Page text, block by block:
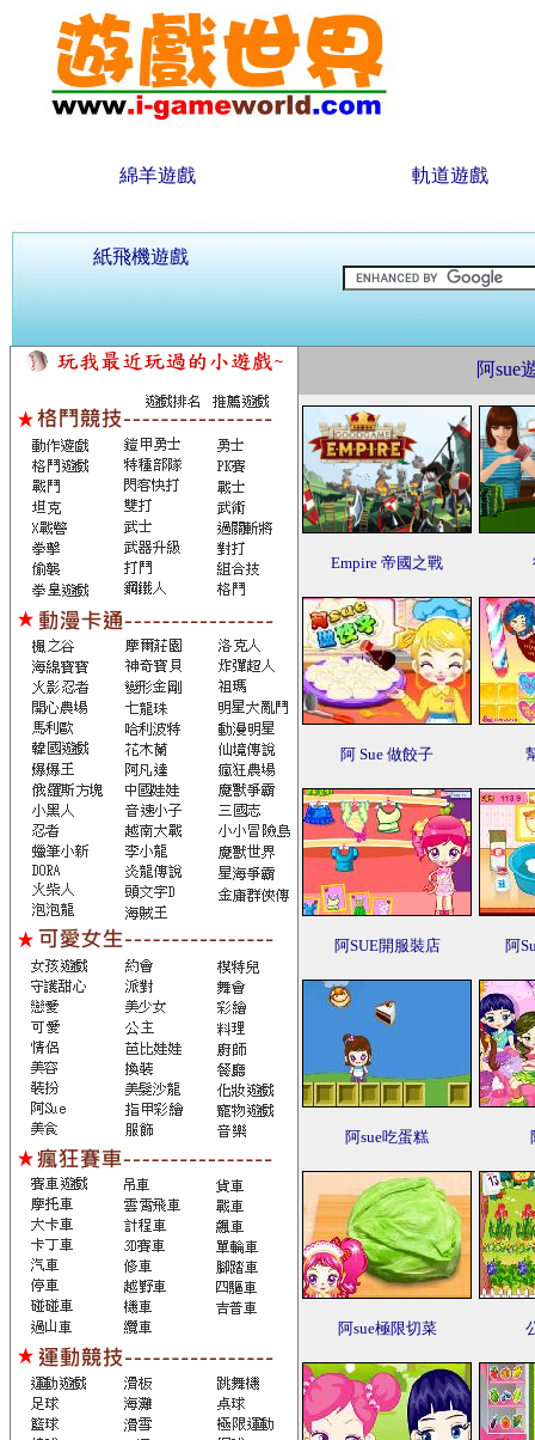
綿羊遊戲 軌道遊戲
紙飛機遊戲
阿sue
Empire 帝國之戰
阿 Sue 做餃子
阿SUE開服裝店 阿
阿sue吃蛋糕
阿sue極限切菜